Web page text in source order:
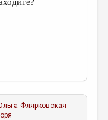
Флярковская